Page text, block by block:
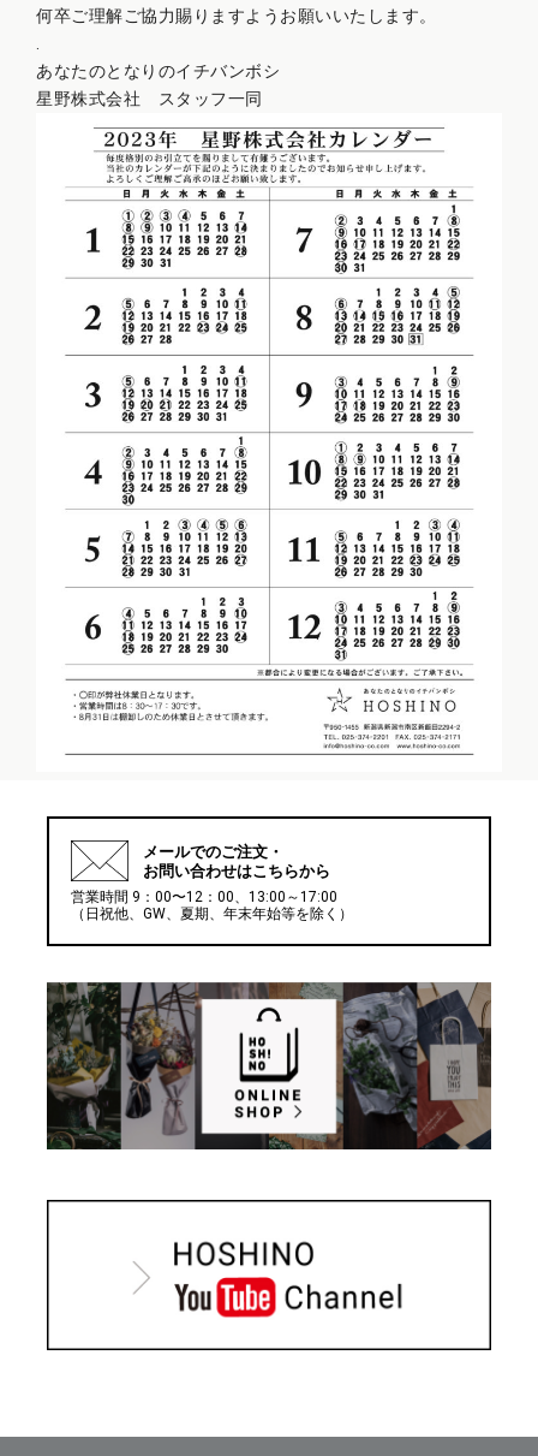
何卒ご理解ご協力賜りますようお願いいたします。
あなたのとなりのイチバンボシ
星野株式会社 スタッフ一同
メールでのご注文・
お問い合わせはこちらから
営業時間 9：00〜12：00、13:00～17:00
（日祝他、GW、夏期、年末年始等を除く）